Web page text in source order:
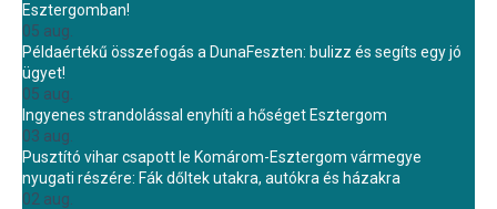
Esztergomban!
05 aug.
Példaértékű összefogás a DunaFeszten: bulizz és segíts egy jó
ügyet!
05 aug.
Ingyenes strandolással enyhíti a hőséget Esztergom
03 aug.
Pusztító vihar csapott le Komárom-Esztergom vármegye
nyugati részére: Fák dőltek utakra, autókra és házakra
02 aug.